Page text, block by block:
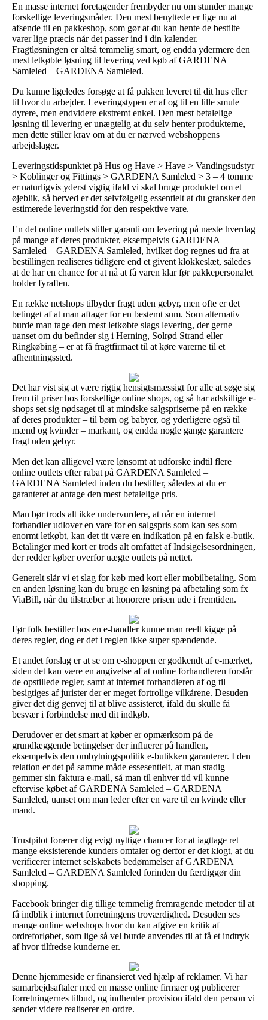
En masse internet foretagender frembyder nu om stunder mange
forskellige leveringsmåder. Den mest benyttede er lige nu at
afsende til en pakkeshop, som gør at du kan hente de bestilte
varer lige præcis når det passer ind i din kalender.
Fragtløsningen er altså temmelig smart, og endda ydermere den
mest letkøbte løsning til levering ved køb af GARDENA
Samleled – GARDENA Samleled.
Du kunne ligeledes forsøge at få pakken leveret til dit hus eller
til hvor du arbejder. Leveringstypen er af og til en lille smule
dyrere, men endvidere ekstremt enkel. Den mest betalelige
løsning til levering er unægtelig at du selv henter produkterne,
men dette stiller krav om at du er nærved webshoppens
arbejdslager.
Leveringstidspunktet på Hus og Have > Have > Vandingsudstyr
> Koblinger og Fittings > GARDENA Samleled > 3 – 4 tomme
er naturligvis yderst vigtig ifald vi skal bruge produktet om et
øjeblik, så herved er det selvfølgelig essentielt at du gransker den
estimerede leveringstid for den respektive vare.
En del online outlets stiller garanti om levering på næste hverdag
på mange af deres produkter, eksempelvis GARDENA
Samleled – GARDENA Samleled, hvilket dog regnes ud fra at
bestillingen realiseres tidligere end et givent klokkeslæt, således
at de har en chance for at nå at få varen klar før pakkepersonalet
holder fyraften.
En række netshops tilbyder fragt uden gebyr, men ofte er det
betinget af at man aftager for en bestemt sum. Som alternativ
burde man tage den mest letkøbte slags levering, der gerne –
uanset om du befinder sig i Herning, Solrød Strand eller
Ringkøbing – er at få fragtfirmaet til at køre varerne til et
afhentningssted.
Det har vist sig at være rigtig hensigtsmæssigt for alle at søge sig
frem til priser hos forskellige online shops, og så har adskillige e-
shops set sig nødsaget til at mindske salgspriserne på en række
af deres produkter – til børn og babyer, og yderligere også til
mænd og kvinder – markant, og endda nogle gange garantere
fragt uden gebyr.
Men det kan alligevel være lønsomt at udforske indtil flere
online outlets efter rabat på GARDENA Samleled –
GARDENA Samleled inden du bestiller, således at du er
garanteret at antage den mest betalelige pris.
Man bør trods alt ikke undervurdere, at når en internet
forhandler udlover en vare for en salgspris som kan ses som
enormt letkøbt, kan det tit være en indikation på en falsk e-butik.
Betalinger med kort er trods alt omfattet af Indsigelsesordningen,
der redder køber overfor uægte outlets på nettet.
Generelt slår vi et slag for køb med kort eller mobilbetaling. Som
en anden løsning kan du bruge en løsning på afbetaling som fx
ViaBill, når du tilstræber at honorere prisen ude i fremtiden.
Før folk bestiller hos en e-handler kunne man reelt kigge på
deres regler, dog er det i reglen ikke super spændende.
Et andet forslag er at se om e-shoppen er godkendt af e-mærket,
siden det kan være en angivelse af at online forhandleren forstår
de opstillede regler, samt at internet forhandleren af og til
besigtiges af jurister der er meget fortrolige vilkårene. Desuden
giver det dig genvej til at blive assisteret, ifald du skulle få
besvær i forbindelse med dit indkøb.
Derudover er det smart at køber er opmærksom på de
grundlæggende betingelser der influerer på handlen,
eksempelvis den ombytningspolitik e-butikken garanterer. I den
relation er det på samme måde essesentielt, at man stadig
gemmer sin faktura e-mail, så man til enhver tid vil kunne
eftervise købet af GARDENA Samleled – GARDENA
Samleled, uanset om man leder efter en vare til en kvinde eller
mand.
Trustpilot forærer dig evigt nyttige chancer for at iagttage ret
mange eksisterende kunders omtaler og derfor er det klogt, at du
verificerer internet selskabets bedømmelser af GARDENA
Samleled – GARDENA Samleled forinden du færdiggør din
shopping.
Facebook bringer dig tillige temmelig fremragende metoder til at
få indblik i internet forretningens troværdighed. Desuden ses
mange online webshops hvor du kan afgive en kritik af
ordreforløbet, som lige så vel burde anvendes til at få et indtryk
af hvor tilfredse kunderne er.
Denne hjemmeside er finansieret ved hjælp af reklamer. Vi har
samarbejdsaftaler med en masse online firmaer og publicerer
forretningernes tilbud, og indhenter provision ifald den person vi
sender videre realiserer en ordre.